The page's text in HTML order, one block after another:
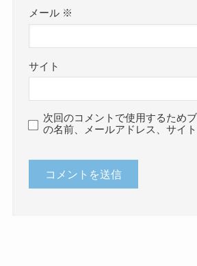
メール ※
サイト
次回のコメントで使用するため
の名前、メールアドレス、サイト